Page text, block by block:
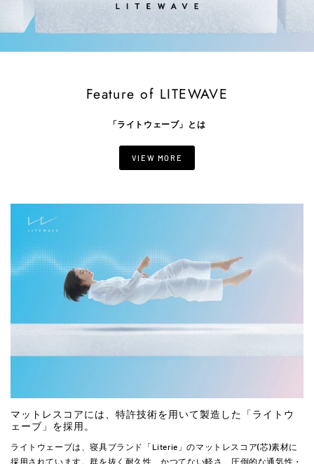
Feature of LITEWAVE
「ライトウェーブ」とは
VIEW MORE
マットレスコアには、特許技術を用いて製造した「ライトウ
ェーブ」を採用。
ライトウェーブは、寝具ブランド「Literie」のマットレスコア(芯)素材に
採用されています。群を抜く耐久性、かつてない軽さ、圧倒的な通気性・